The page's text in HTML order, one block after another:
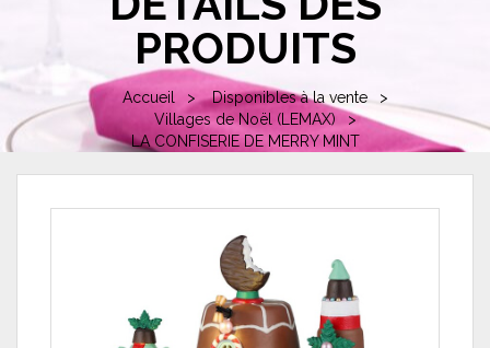
PRODUITS
Accueil
Disponibles à la vente
Villages de Noël (LEMAX)
LA CONFISERIE DE MERRY MINT